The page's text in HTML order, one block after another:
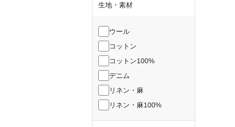
生地・素材
ウール
コットン
コットン100%
デニム
リネン・麻
リネン・麻100%